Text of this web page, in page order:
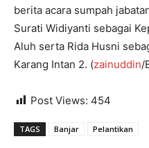
berita acara sumpah
Surati Widiyanti sebagai
Aluh serta Rida Husni
Karang Intan 2. (zainuddin/
Post Views: 454
TAGS Banjar Pelantikan